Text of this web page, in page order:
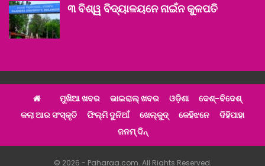
୩ ବିଶ୍ୱ ବିଦ୍ୟାଳୟନେ ନାଇଁନ କୁଳପତି
ମୁଖିଆ ଖବର ଭାଇରାଲ୍ ଖବର ଓଡ଼ିଶା
ଦେଶ୍‌-ବିଦେଶ୍‌
କଲା ଆର ସଂସ୍କୃତି
ଫିଲ୍ମି ଦୁନିଆଁ ଖେଲ୍‌କୁଦ୍‌ କେହିଝନେ
ଦିହିପାହା
ଜନମ୍ ଦିନ୍
© 2026 - Paharaa.com. All Rights Reserved.